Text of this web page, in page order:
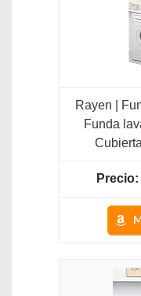
Rayen |
Funda